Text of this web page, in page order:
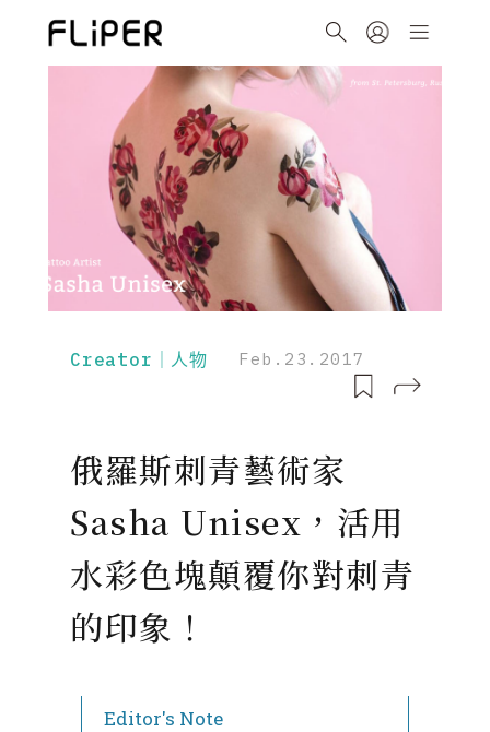
Creator｜人物 Feb.23.2017
俄羅斯刺青藝術家
Sasha Unisex，活用
水彩色塊顛覆你對刺青
的印象！
Editor's Note